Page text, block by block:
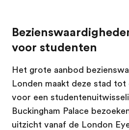
voor studenten
Het grote aanbod
Londen maakt deze stad
voor een
Buckingham Palace
uitzicht vanaf de London